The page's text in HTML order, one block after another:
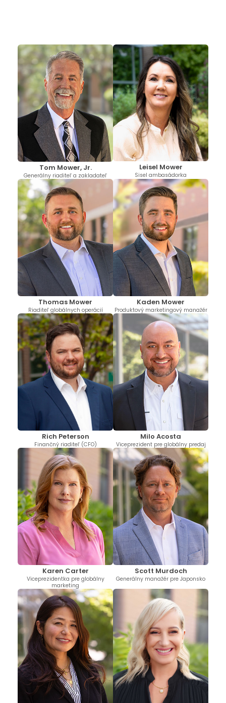
Tom Mower, Jr.
Generálny riaditeľ a zakladateľ
Leisel Mower
Sisel ambasádorka
Thomas Mower
Riaditeľ globálnych operácií
Kaden Mower
Produktový marketingový manažér
Rich Peterson
Finančný riaditeľ (CFO)
Milo Acosta
Viceprezident pre globálny predaj
Karen Carter
Viceprezidentka pre globálny
marketing
Scott Murdoch
Generálny manažér pre Japonsko